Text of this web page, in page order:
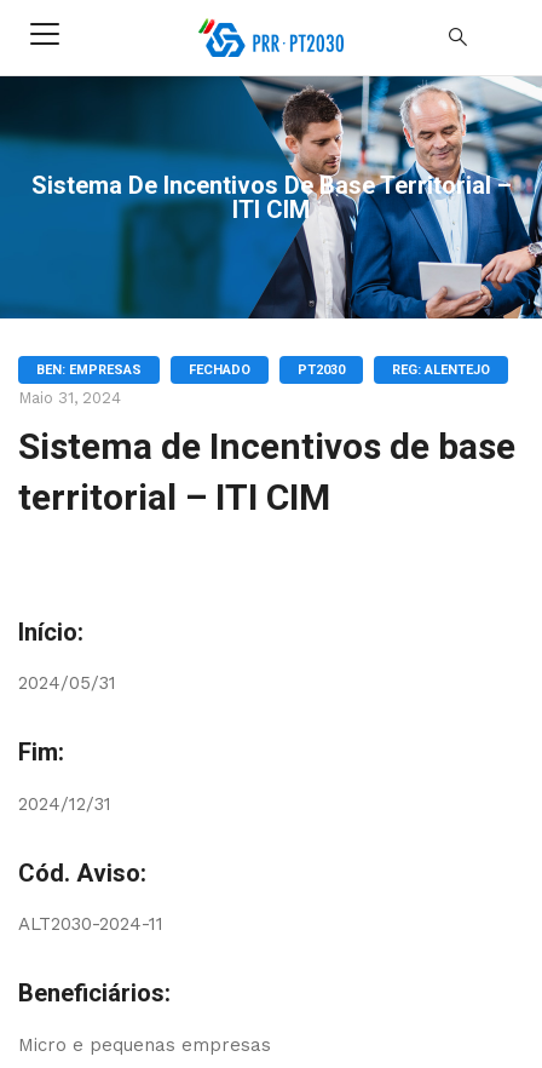
Sistema De Incentivos De Base Territorial –
ITI CIM
BEN: EMPRESAS FECHADO PT2030 REG: ALENTEJO
Maio 31, 2024
Sistema de Incentivos de base
territorial – ITI CIM
Início:
2024/05/31
Fim:
2024/12/31
Cód. Aviso:
ALT2030-2024-11
Beneficiários:
Micro e pequenas empresas